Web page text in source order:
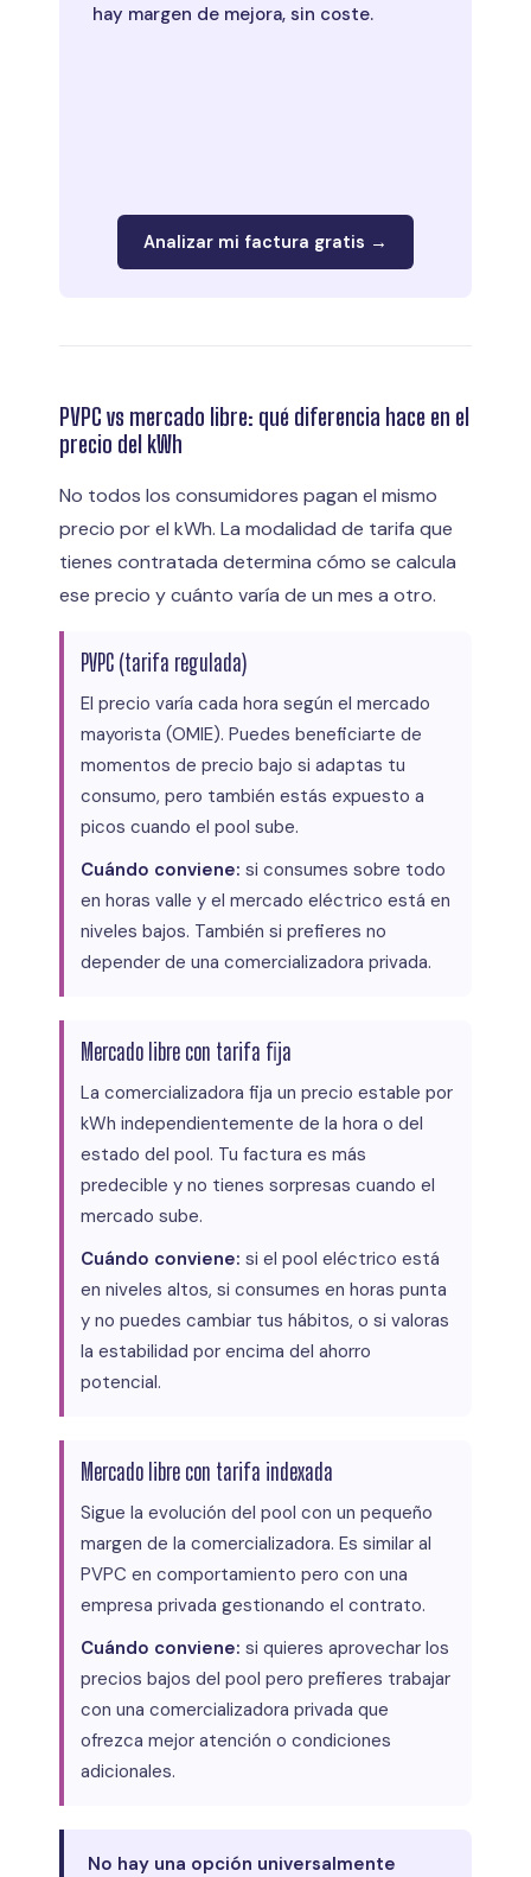
hay margen de mejora, sin coste.
Analizar mi factura gratis →
PVPC vs mercado libre: qué diferencia hace en el
precio del kWh
No todos los consumidores pagan el mismo
precio por el kWh. La modalidad de tarifa que
tienes contratada determina cómo se calcula
ese precio y cuánto varía de un mes a otro.
PVPC (tarifa regulada)
El precio varía cada hora según el mercado
mayorista (OMIE). Puedes beneficiarte de
momentos de precio bajo si adaptas tu
consumo, pero también estás expuesto a
picos cuando el pool sube.
Cuándo conviene: si consumes sobre todo
en horas valle y el mercado eléctrico está en
niveles bajos. También si prefieres no
depender de una comercializadora privada.
Mercado libre con tarifa fija
La comercializadora fija un precio estable por
kWh independientemente de la hora o del
estado del pool. Tu factura es más
predecible y no tienes sorpresas cuando el
mercado sube.
Cuándo conviene: si el pool eléctrico está
en niveles altos, si consumes en horas punta
y no puedes cambiar tus hábitos, o si valoras
la estabilidad por encima del ahorro
potencial.
Mercado libre con tarifa indexada
Sigue la evolución del pool con un pequeño
margen de la comercializadora. Es similar al
PVPC en comportamiento pero con una
empresa privada gestionando el contrato.
Cuándo conviene: si quieres aprovechar los
precios bajos del pool pero prefieres trabajar
con una comercializadora privada que
ofrezca mejor atención o condiciones
adicionales.
No hay una opción universalmente